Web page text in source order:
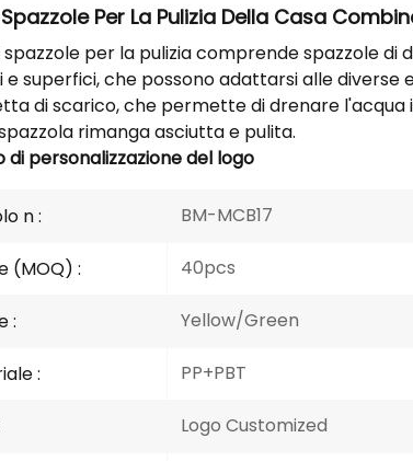
Per La Pulizia Della Casa
spazzole per la pulizia comprende spazzole di
superfici, che possono adattarsi alle diverse
di scarico, che permette di drenare
rimanga asciutta e pulita.
di personalizzazione del logo
n : BM-MCB17
(MOQ) : 40pcs
: Yellow/Green
: PP+PBT
Logo Customized